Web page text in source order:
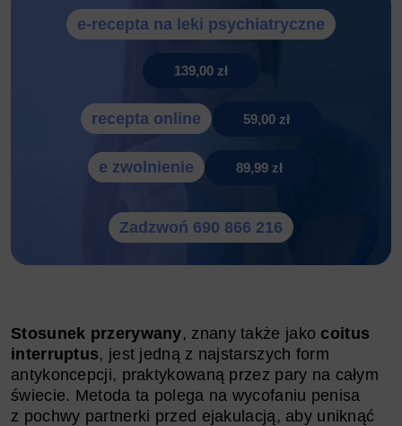
e-recepta na leki psychiatryczne
139,00 zł
recepta online 59,00 zł
e zwolnienie 89,99 zł
Zadzwoń 690 866 216
Stosunek przerywany, znany także jako coitus
interruptus, jest jedną z najstarszych form
antykoncepcji, praktykowaną przez pary na całym
świecie. Metoda ta polega na wycofaniu penisa
z pochwy partnerki przed ejakulacją, aby uniknąć